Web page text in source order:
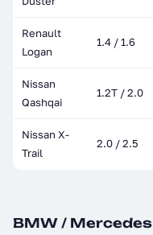
Renault
Logan
1.4 / 1.6
Nissan
Qashqai
1.2T / 2.0
Nissan X-
Trail
2.0 / 2.5
BMW / Mercedes